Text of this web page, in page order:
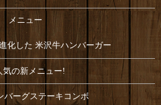
メニュー
化した 米沢牛ハンバーガー
気の新メニュー!
バーグステーキコンボ